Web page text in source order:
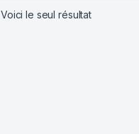
Voici le seul résultat